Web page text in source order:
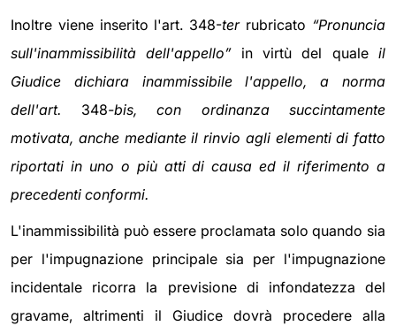
Inoltre viene inserito l'art. 348-ter rubricato “Pronuncia
sull'inammissibilità dell'appello” in virtù del qualeil
Giudice dichiara inammissibile l'appello, a norma
dell'art. 348-bis, con ordinanza succintamente
motivata, anche mediante il rinvio agli elementi di fatto
riportati in uno o più atti di causa ed il riferimento a
precedenti conformi.
L'inammissibilità può essere proclamata solo quando sia
per l'impugnazione principale sia per l'impugnazione
incidentale ricorra la previsione di infondatezza del
gravame, altrimenti il Giudice dovrà procedere alla